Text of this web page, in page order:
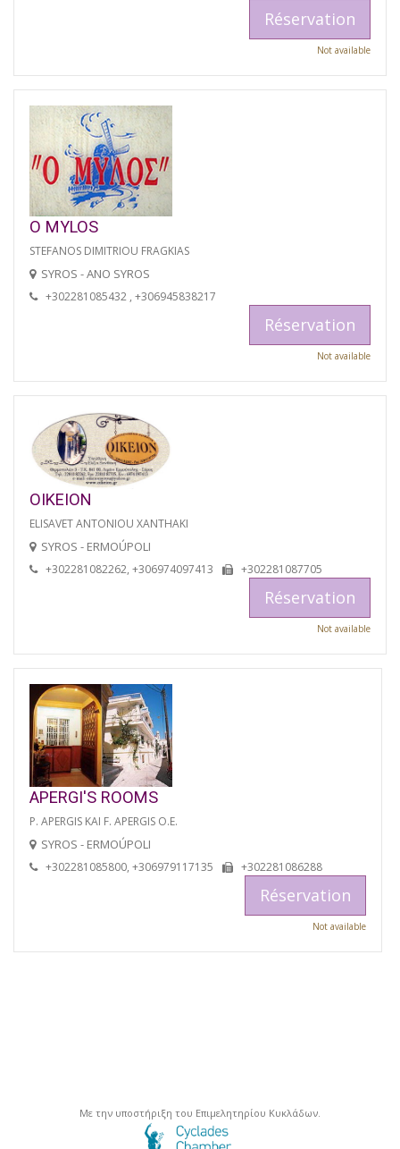
Réservation
Not available
O MYLOS
STEFANOS DIMITRIOU FRAGKIAS
SYROS - ANO SYROS
+302281085432 , +306945838217
Réservation
Not available
OIKEION
ELISAVET ANTONIOU XANTHAKI
SYROS - ERMOÚPOLI
+302281082262, +306974097413 +302281087705
Réservation
Not available
APERGI'S ROOMS
P. APERGIS KAI F. APERGIS O.E.
SYROS - ERMOÚPOLI
+302281085800, +306979117135 +302281086288
Réservation
Not available
Με την υποστήριξη του Επιμελητηρίου Κυκλάδων.